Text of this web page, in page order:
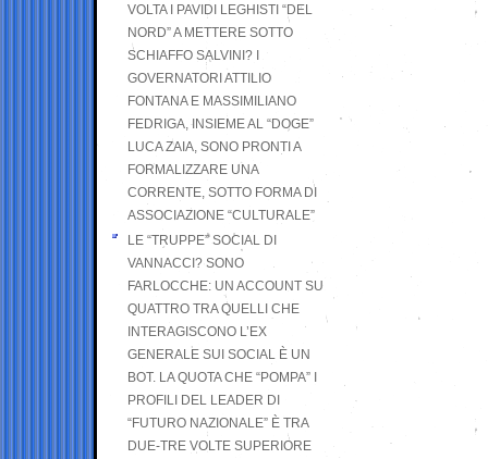
VOLTA I PAVIDI LEGHISTI “DEL
NORD” A METTERE SOTTO
SCHIAFFO SALVINI? I
GOVERNATORI ATTILIO
FONTANA E MASSIMILIANO
FEDRIGA, INSIEME AL “DOGE”
LUCA ZAIA, SONO PRONTI A
FORMALIZZARE UNA
CORRENTE, SOTTO FORMA DI
ASSOCIAZIONE “CULTURALE”
LE “TRUPPE” SOCIAL DI
VANNACCI? SONO
FARLOCCHE: UN ACCOUNT SU
QUATTRO TRA QUELLI CHE
INTERAGISCONO L’EX
GENERALE SUI SOCIAL È UN
BOT. LA QUOTA CHE “POMPA” I
PROFILI DEL LEADER DI
“FUTURO NAZIONALE” È TRA
DUE-TRE VOLTE SUPERIORE